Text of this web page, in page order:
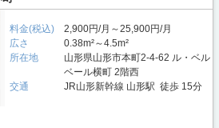
料金(税込)
2,900円/月～25,900円/月
広さ
0.38m²～4.5m²
所在地
山形県山形市本町2-4-62 ル・ベル
ベール横町 2階西
交通
JR山形新幹線 山形駅 徒歩 15分